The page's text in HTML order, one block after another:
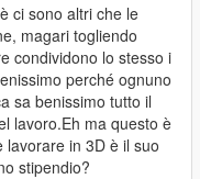
ci sono altri che le
magari togliendo
condividono lo stesso i
perché ognuno
sa benissimo tutto il
lavoro.Eh ma questo è
in 3D è il suo
stipendio?